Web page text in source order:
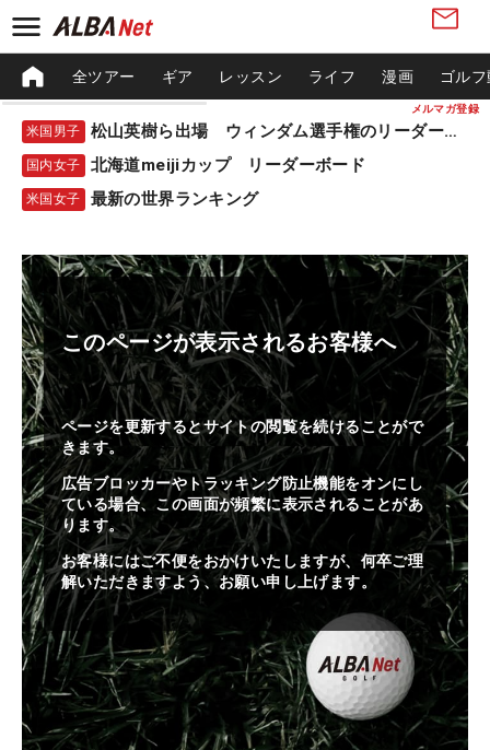
メルマガ登録
全ツアー ギア レッスン ライフ 漫画 ゴル
米国男子 松山英樹ら出場 ウィンダム選手権のリーダーボード
国内女子 北海道meijiカップ リーダーボード
米国女子 最新の世界ランキング
このページが表示されるお客様へ
ページを更新するとサイトの閲覧を続けることがで
きます。
広告ブロッカーやトラッキング防止機能をオンにし
ている場合、この画面が頻繁に表示されることがあ
ります。
お客様にはご不便をおかけいたしますが、何卒ご理
解いただきますよう、お願い申し上げます。